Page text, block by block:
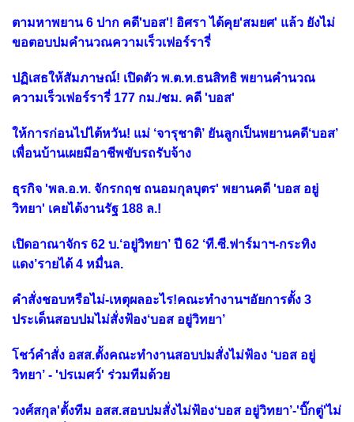
ตามหาพยาน 6 ปาก คดี'บอส'! อิศรา ได้คุย'สมยศ' แล้ว ยังไม่
ขอตอบปมคำนวณความเร็วเฟอร์รารี่
ปฏิเสธให้สัมภาษณ์! เปิดตัว พ.ต.ท.ธนสิทธิ พยานคำนวณ
ความเร็วเฟอร์รารี่ 177 กม./ชม. คดี 'บอส'
ให้การก่อนไปไต้หวัน! แม่ ‘จารุชาติ’ ยันลูกเป็นพยานคดี‘บอส’
เพื่อนบ้านเผยมีอาชีพขับรถรับจ้าง
ธุรกิจ 'พล.อ.ท. จักรกฤช ถนอมกุลบุตร' พยานคดี 'บอส อยู่
วิทยา' เคยได้งานรัฐ 188 ล.!
เปิดอาณาจักร 62 บ.‘อยู่วิทยา’ ปี 62 ‘ที.ซี.ฟาร์มาฯ-กระทิง
แดง’รายได้ 4 หมื่นล.
คำสั่งชอบหรือไม่-เหตุผลอะไร!คณะทำงานฯอัยการตั้ง 3
ประเด็นสอบปมไม่สั่งฟ้อง‘บอส อยู่วิทยา’
โชว์คำสั่ง อสส.ตั้งคณะทำงานสอบปมสั่งไม่ฟ้อง ‘บอส อยู่
วิทยา’ - 'ปรเมศว์' ร่วมทีมด้วย
วงศ์สกุล'ตั้งทีม อสส.สอบปมสั่งไม่ฟ้อง‘บอส อยู่วิทยา’-'บิ๊กตู่'ไม่